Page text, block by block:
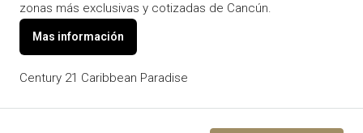
zonas más exclusivas y cotizadas de Cancún.
Century 21 Caribbean Paradise